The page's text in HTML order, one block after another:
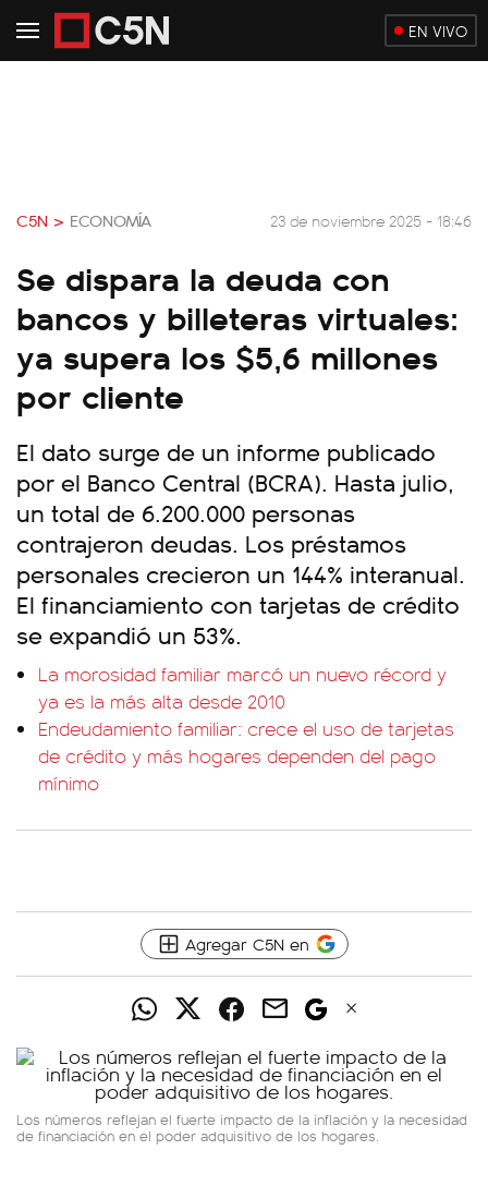
EN VIVO
C5N > ECONOMÍA 23 de noviembre 2025 - 18:46
Se dispara la deuda con
bancos y billeteras virtuales:
ya supera los $5,6 millones
por cliente
El dato surge de un informe publicado
por el Banco Central (BCRA). Hasta julio,
un total de 6.200.000 personas
contrajeron deudas. Los préstamos
personales crecieron un 144% interanual.
El financiamiento con tarjetas de crédito
se expandió un 53%.
La morosidad familiar marcó un nuevo récord y
ya es la más alta desde 2010
Endeudamiento familiar: crece el uso de tarjetas
de crédito y más hogares dependen del pago
mínimo
Agregar C5N en
Los números reflejan el fuerte impacto de la inflación y la necesidad
de financiación en el poder adquisitivo de los hogares.